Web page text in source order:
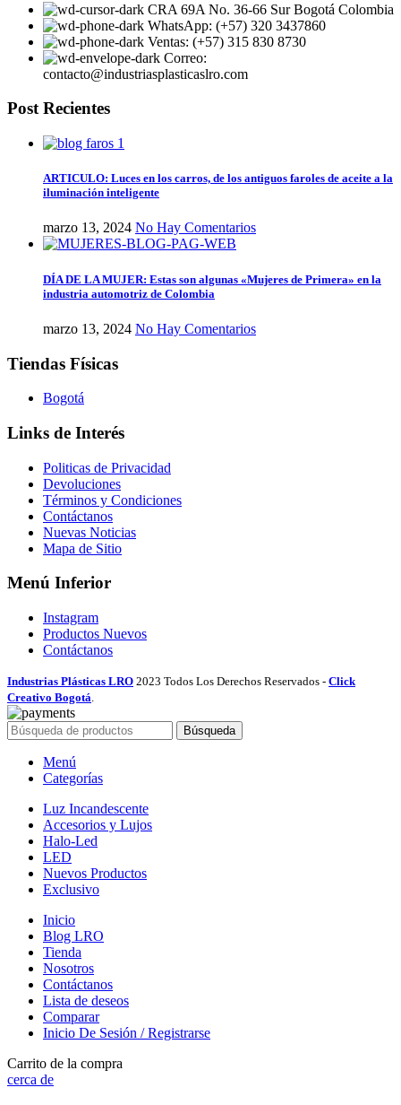
CRA 69A No. 36-66 Sur Bogotá Colombia
WhatsApp: (+57) 320 3437860
Ventas: (+57) 315 830 8730
Correo:
contacto@industriasplasticaslro.com
Post Recientes
ARTICULO: Luces en los carros, de los antiguos faroles de aceite a la
iluminación inteligente
marzo 13, 2024 No Hay Comentarios
DÍA DE LA MUJER: Estas son algunas «Mujeres de Primera» en la
industria automotriz de Colombia
marzo 13, 2024 No Hay Comentarios
Tiendas Físicas
Bogotá
Links de Interés
Politicas de Privacidad
Devoluciones
Términos y Condiciones
Contáctanos
Nuevas Noticias
Mapa de Sitio
Menú Inferior
Instagram
Productos Nuevos
Contáctanos
Industrias Plásticas LRO 2023 Todos Los Derechos Reservados - Click
Creativo Bogotá.
Búsqueda
Menú
Categorías
Luz Incandescente
Accesorios y Lujos
Halo-Led
LED
Nuevos Productos
Exclusivo
Inicio
Blog LRO
Tienda
Nosotros
Contáctanos
Lista de deseos
Comparar
Inicio De Sesión / Registrarse
Carrito de la compra
cerca de